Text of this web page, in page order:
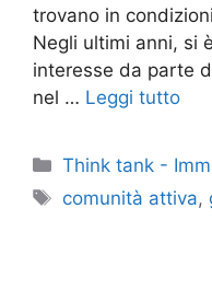
trovano in
Negli ultimi anni, si
interesse da parte
nel … Leggi tutto
Categorie
Think tank -
Tag
comunità attiva,